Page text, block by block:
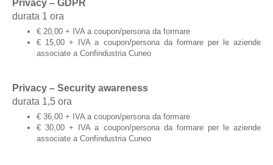
Privacy – GDPR
durata 1 ora
€ 20,00 + IVA a coupon/persona da formare
€ 15,00 + IVA a coupon/persona da formare per le aziende
associate a Confindustria Cuneo
Privacy – Security awareness
durata 1,5 ora
€ 36,00 + IVA a coupon/persona da formare
€ 30,00 + IVA a coupon/persona da formare per le aziende
associate a Confindustria Cuneo